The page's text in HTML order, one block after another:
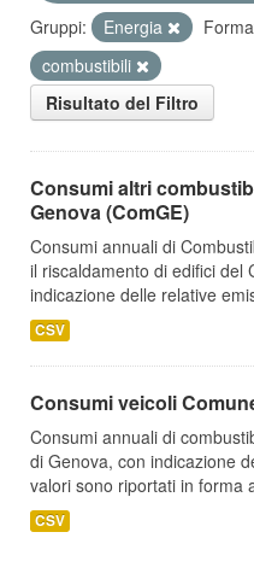
Gruppi:
Energia
combustibili
Risultato del Filtro
Consumi altri
Genova (ComGE)
Consumi annuali di
il riscaldamento di edifici del
indicazione delle relative
CSV
Consumi veicoli
Consumi annuali di
di Genova, con indicazione
valori sono riportati in forma
CSV